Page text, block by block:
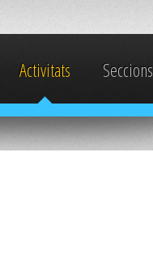
Activitats Seccions